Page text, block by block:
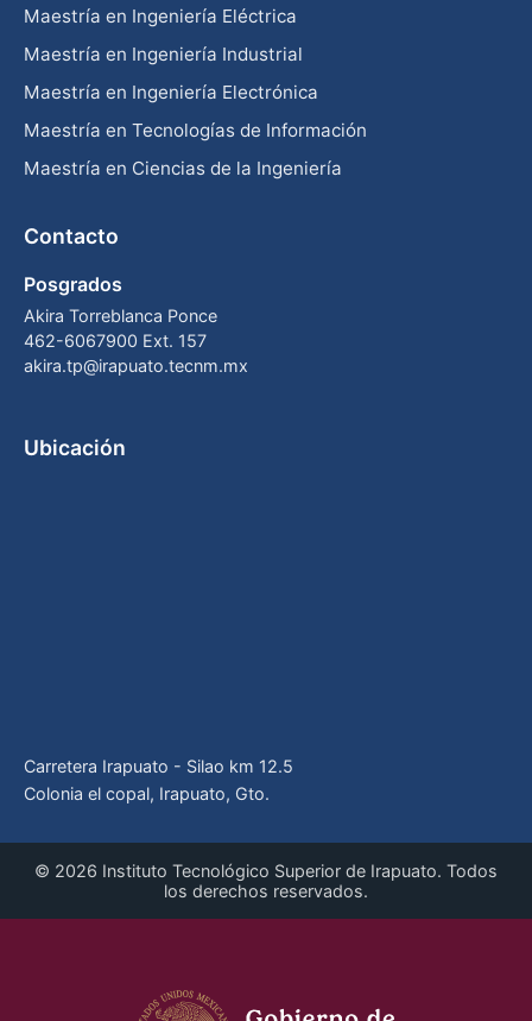
Maestría en Ingeniería Eléctrica
Maestría en Ingeniería Industrial
Maestría en Ingeniería Electrónica
Maestría en Tecnologías de Información
Maestría en Ciencias de la Ingeniería
Contacto
Posgrados
Akira Torreblanca Ponce
462-6067900 Ext. 157
akira.tp@irapuato.tecnm.mx
Ubicación
Carretera Irapuato - Silao km 12.5
Colonia el copal, Irapuato, Gto.
© 2026 Instituto Tecnológico Superior de Irapuato. Todos
los derechos reservados.